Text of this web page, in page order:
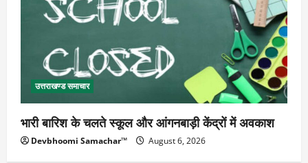
उत्तराखण्ड समाचार
भारी बारिश के चलते स्कूल और आंगनबाड़ी केंद्रों में अवकाश
Devbhoomi Samachar™ August 6, 2026